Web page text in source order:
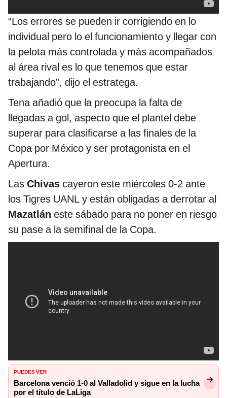
“Los errores se pueden ir corrigiendo en lo
individual pero lo el funcionamiento y llegar con
la pelota más controlada y más acompañados
al área rival es lo que tenemos que estar
trabajando”, dijo el estratega.
Tena añadió que la preocupa la falta de
llegadas a gol, aspecto que el plantel debe
superar para clasificarse a las finales de la
Copa por México y ser protagonista en el
Apertura.
Las Chivas cayeron este miércoles 0-2 ante
los Tigres UANL y están obligadas a derrotar al
Mazatlán este sábado para no poner en riesgo
su pase a la semifinal de la Copa.
PUEDES VER
Barcelona venció 1-0 al Valladolid y sigue en la lucha
por el título de LaLiga